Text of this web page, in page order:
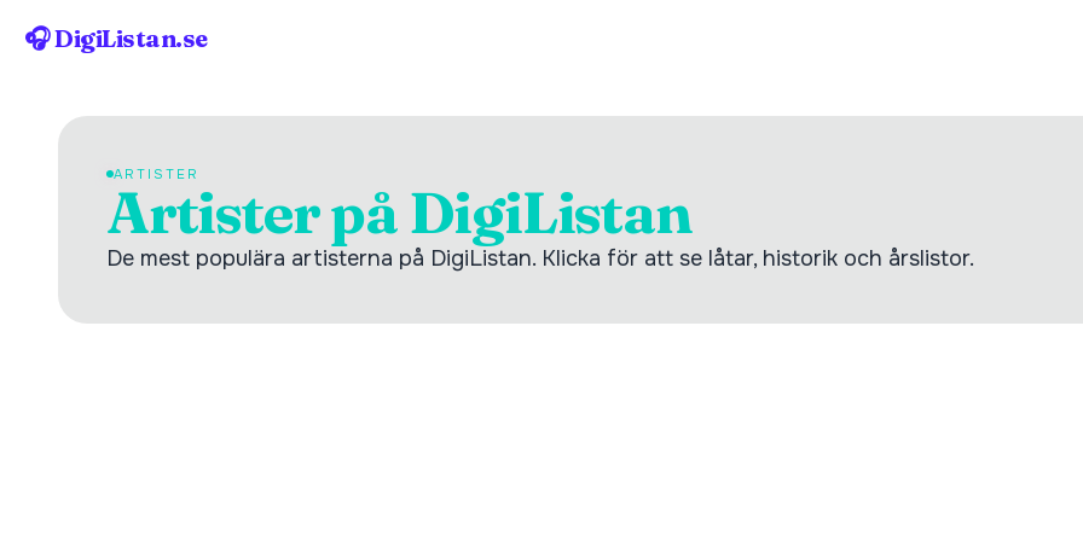
🎧 DigiListan.se
ARTISTER
Artister på DigiListan
De mest populära artisterna på DigiListan. Klicka för att se låtar, historik och årslistor.